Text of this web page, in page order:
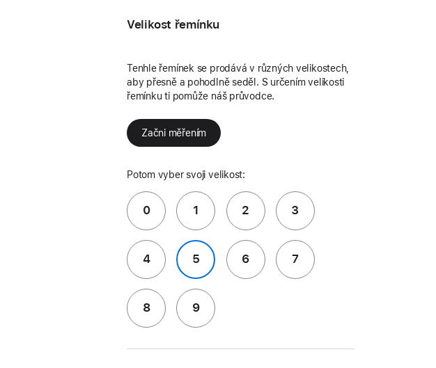
Velikost řemínku
Tenhle řemínek se prodává v různých velikostech,
aby přesně a pohodlně seděl. S určením velikosti
řemínku ti pomůže náš průvodce.
Začni měřením
Potom vyber svoji velikost:
0 1 2 3
4 5 6 7
8 9